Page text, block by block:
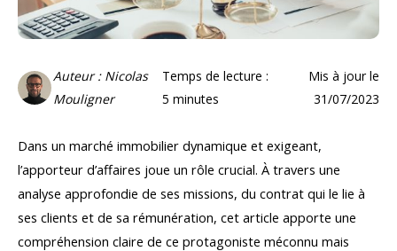
Auteur : Nicolas
Mouligner
Temps de lecture :
5 minutes
Mis à jour le
31/07/2023
Dans un marché immobilier dynamique et exigeant,
l’apporteur d’affaires joue un rôle crucial. À travers une
analyse approfondie de ses missions, du contrat qui le lie à
ses clients et de sa rémunération, cet article apporte une
compréhension claire de ce protagoniste méconnu mais